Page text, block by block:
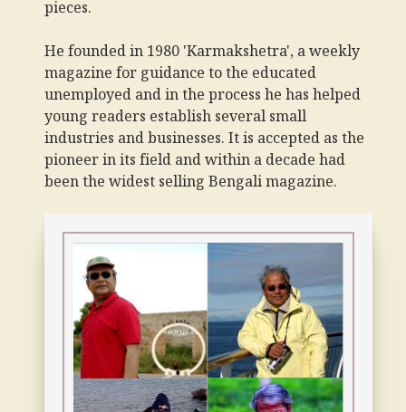
pieces.
He founded in 1980 'Karmakshetra', a weekly
magazine for guidance to the educated
unemployed and in the process he has helped
young readers establish several small
industries and businesses. It is accepted as the
pioneer in its field and within a decade had
been the widest selling Bengali magazine.